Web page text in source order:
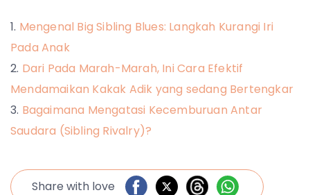
Mengenal Big Sibling Blues: Langkah Kurangi Iri
Pada Anak
Dari Pada Marah-Marah, Ini Cara Efektif
Mendamaikan Kakak Adik yang sedang Bertengkar
Bagaimana Mengatasi Kecemburuan Antar
Saudara (Sibling Rivalry)?
Share with love